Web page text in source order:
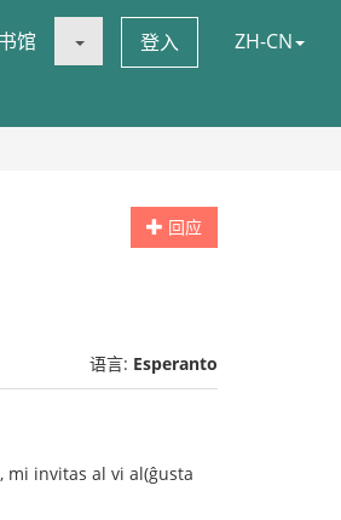
馆 登入 ZH-CN
回应
语言: Esperanto
invitas al vi al(ĝusta